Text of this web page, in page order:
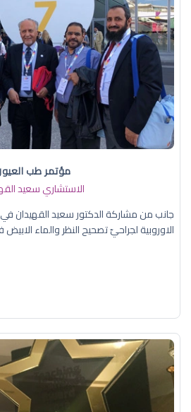
مؤتمر طب
الاستشاري سعيد
جانب من مشاركة الدكتور سعيد القهيدان
الاوروبية لجراحيّ تصحيح النظر والماء